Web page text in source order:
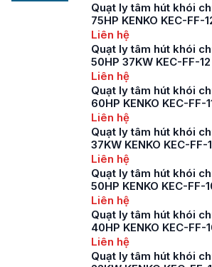
Quạt ly tâm hút khói
75HP KENKO KEC-FF-
Liên hệ
Quạt ly tâm hút khói
50HP 37KW KEC-FF-12
Liên hệ
Quạt ly tâm hút khói
60HP KENKO KEC-FF-
Liên hệ
Quạt ly tâm hút khói
37KW KENKO KEC-FF-
Liên hệ
Quạt ly tâm hút khói
50HP KENKO KEC-FF-
Liên hệ
Quạt ly tâm hút khói
40HP KENKO KEC-FF-
Liên hệ
Quạt ly tâm hút khói